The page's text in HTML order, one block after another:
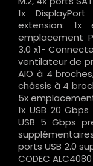
1x
extension: 1x
emplacement
3.0 x1-
ventilateur de
AIO à 4
châssis à 4
5x
1x USB 20
USB 5 Gbps
ports USB 2.0
CODEC